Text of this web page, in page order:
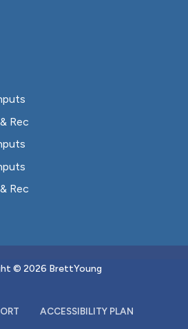
© 2026 BrettYoung
ACCESSIBILITY PLAN